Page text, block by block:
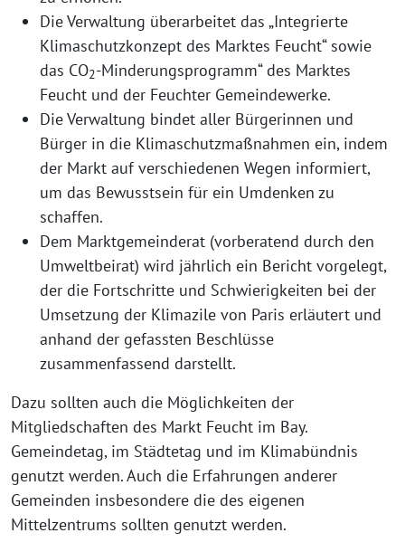
Die Verwaltung überarbeitet das „Integrierte
Klimaschutzkonzept des Marktes Feucht“ sowie
das CO2-Minderungsprogramm“ des Marktes
Feucht und der Feuchter Gemeindewerke.
Die Verwaltung bindet aller Bürgerinnen und
Bürger in die Klimaschutzmaßnahmen ein, indem
der Markt auf verschiedenen Wegen informiert,
um das Bewusstsein für ein Umdenken zu
schaffen.
Dem Marktgemeinderat (vorberatend durch den
Umweltbeirat) wird jährlich ein Bericht vorgelegt,
der die Fortschritte und Schwierigkeiten bei der
Umsetzung der Klimazile von Paris erläutert und
anhand der gefassten Beschlüsse
zusammenfassend darstellt.
Dazu sollten auch die Möglichkeiten der
Mitgliedschaften des Markt Feucht im Bay.
Gemeindetag, im Städtetag und im Klimabündnis
genutzt werden. Auch die Erfahrungen anderer
Gemeinden insbesondere die des eigenen
Mittelzentrums sollten genutzt werden.